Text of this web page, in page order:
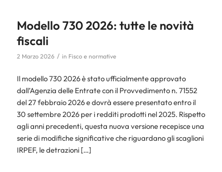
Modello 730 2026: tutte le novità
fiscali
2 Marzo 2026 / in Fisco e normative
Il modello 730 2026 è stato ufficialmente approvato
dall’Agenzia delle Entrate con il Provvedimento n. 71552
del 27 febbraio 2026 e dovrà essere presentato entro il
30 settembre 2026 per i redditi prodotti nel 2025. Rispetto
agli anni precedenti, questa nuova versione recepisce una
serie di modifiche significative che riguardano gli scaglioni
IRPEF, le detrazioni […]